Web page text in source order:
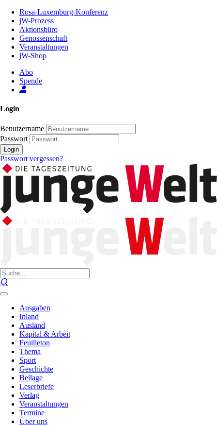
Inhalt
Seite
Rosa-Luxemburg-Konferenz
jW-Prozess
Aktionsbüro
Genossenschaft
Veranstaltungen
jW-Shop
Abo
Spende
Login
Benutzername
Passwort
Login
Passwort vergessen?
Ausgaben
Inland
Ausland
Kapital & Arbeit
Feuilleton
Thema
Sport
Geschichte
Beilage
Leserbriefe
Verlag
Veranstaltungen
Termine
Über uns